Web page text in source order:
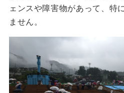
ェンスや障害物があって、特
ません。